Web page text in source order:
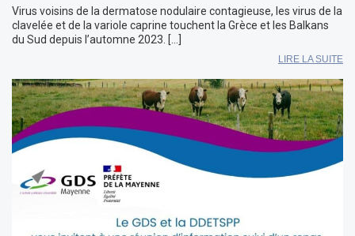
Virus voisins de la dermatose nodulaire contagieuse, les virus de la
clavelée et de la variole caprine touchent la Grèce et les Balkans
du Sud depuis l’automne 2023. […]
LIRE LA SUITE